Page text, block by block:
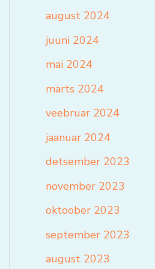
august 2024
juuni 2024
mai 2024
märts 2024
veebruar 2024
jaanuar 2024
detsember 2023
november 2023
oktoober 2023
september 2023
august 2023